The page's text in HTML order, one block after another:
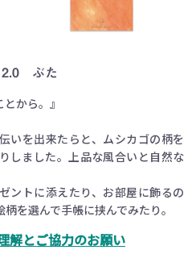
2.0 ぶた
から。』
いを出来たらと、ムシカゴの柄を
しました。上品な風合いと自然な
ントに添えたり、お部屋に飾るの
を選んで手帳に挟んでみたり。
解とご協力のお願い
カートへ進む